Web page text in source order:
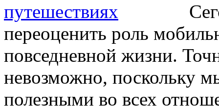
переоценить роль
повседневной жизни.
невозможно, поскольку
полезными во всех